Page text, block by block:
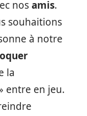
nosamis.
souhaitions
à notre
la
entre en jeu.